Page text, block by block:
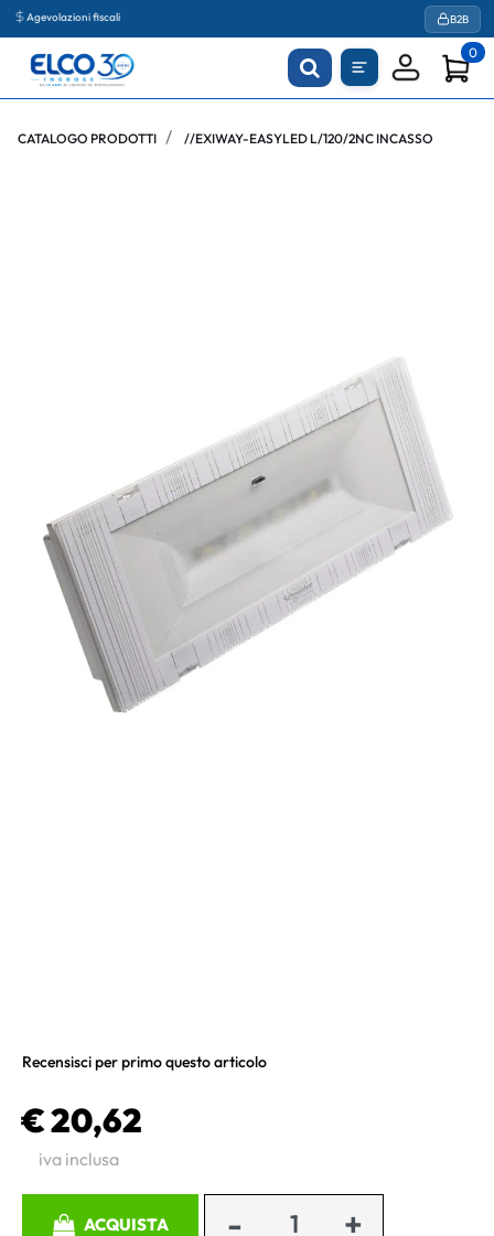
Agevolazioni fiscali B2B
0
CATALOGO PRODOTTI //EXIWAY-EASYLED L/120/2NC INCASSO
Recensisci per primo questo articolo
€ 20,62
iva inclusa
ACQUISTA